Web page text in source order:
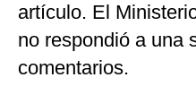
artículo. El
no respondió a una
comentarios.